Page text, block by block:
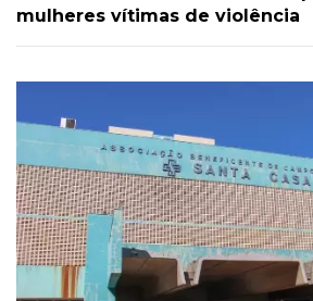
mulheres vítimas de violência